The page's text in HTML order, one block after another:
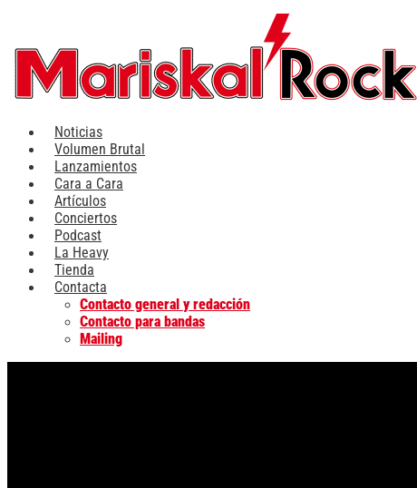
contenido
Noticias
Volumen Brutal
Lanzamientos
Cara a Cara
Artículos
Conciertos
Podcast
La Heavy
Tienda
Contacta
Contacto general y redacción
Contacto para bandas
Mailing